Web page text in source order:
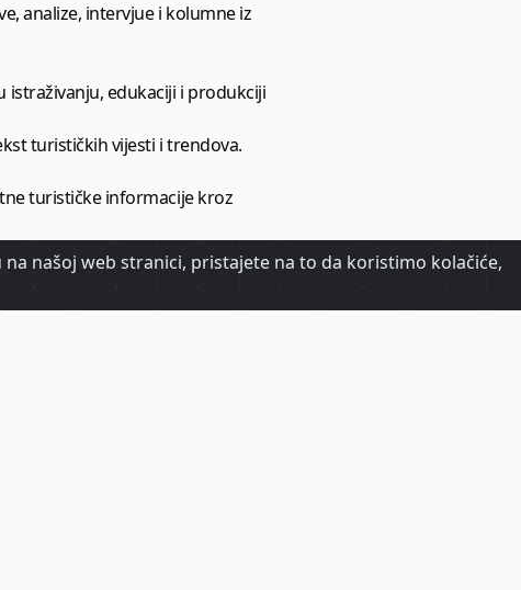
analize, intervjue i kolumne iz
istraživanju, edukaciji i produkciji
turističkih vijesti i trendova.
turističke informacije kroz
turizma.
našoj web stranici, pristajete na to da koristimo kolačiće,